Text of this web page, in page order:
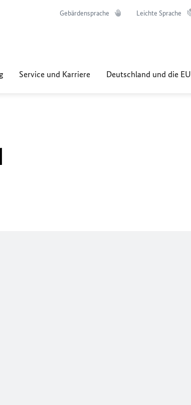
Gebärdensprache Leichte Sprache
Service und Karriere Deutschland und die EU